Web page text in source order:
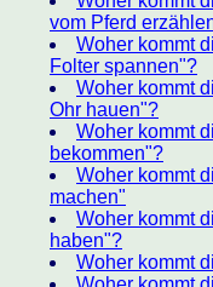
vom Pferd
Woher kommt
Folter spannen"?
Woher kommt
Ohr hauen"?
Woher kommt
bekommen"?
Woher kommt
machen"
Woher kommt
haben"?
Woher kommt